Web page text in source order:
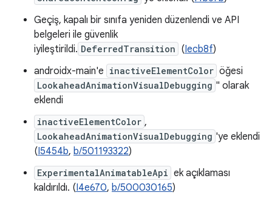
Geçiş, kapalı bir sınıfa yeniden düzenlendi ve API
belgeleri ile güvenlik
iyileştirildi. DeferredTransition (Iecb8f)
androidx-main'e inactiveElementColor öğesi
LookaheadAnimationVisualDebugging " olarak
eklendi
inactiveElementColor ,
LookaheadAnimationVisualDebugging 'ye eklendi
(I5454b, b/501193322)
ExperimentalAnimatableApi ek açıklaması
kaldırıldı. (I4e670, b/500030165)